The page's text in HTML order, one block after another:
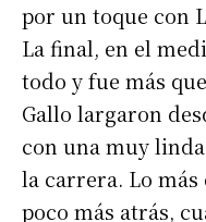
por un toque con
La final, en el
todo y fue más
Gallo largaron
con una muy
la carrera. Lo
poco más atrás,